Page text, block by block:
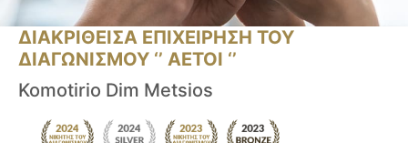
ΔΙΑΚΡΙΘΕΙΣΑ ΕΠΙΧΕΙΡΗΣΗ ΤΟΥ
ΔΙΑΓΩΝΙΣΜΟΥ ‘’ ΑΕΤΟΙ ‘’
Komotirio Dim Metsios